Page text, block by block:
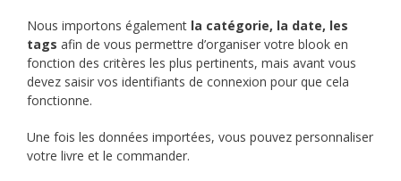
Nous importons également la catégorie, la date, les
tags afin de vous permettre d’organiser votre blook en
fonction des critères les plus pertinents, mais avant vous
devez saisir vos identifiants de connexion pour que cela
fonctionne.
Une fois les données importées, vous pouvez personnaliser
votre livre et le commander.